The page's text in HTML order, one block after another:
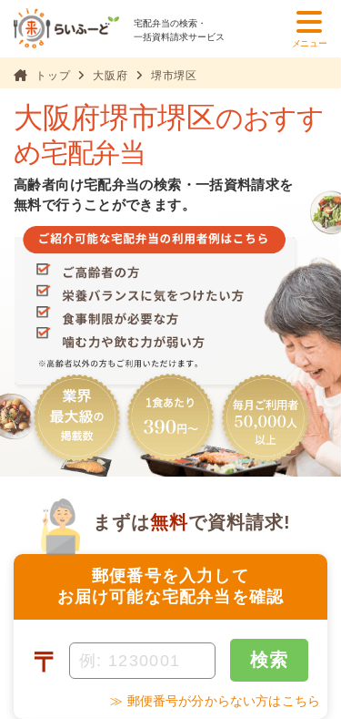
宅配弁当の検索・
一括資料請求サービス
メニュー
トップ 大阪府 堺市堺区
大阪府堺市堺区のおすす
め宅配弁当
高齢者向け宅配弁当の検索・一括資料請求を
無料で行うことができます。
郵便番号を入力して
お届け可能な宅配弁当を確認
まずは無料で資料請求!
〒 検索
≫ 郵便番号が分からない方はこちら